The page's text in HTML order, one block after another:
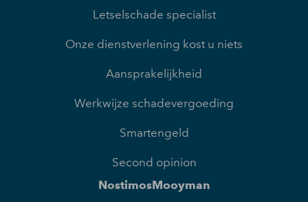
Letselschade specialist
Onze dienstverlening kost u niets
Aansprakelijkheid
Werkwijze schadevergoeding
Smartengeld
Second opinion
NostimosMooyman